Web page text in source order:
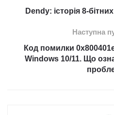
Dendy: історія 8-
Наступна
Код помилки
Windows 10/11. Що